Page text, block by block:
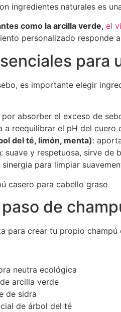
ingredientes naturales es
como la arcilla verde, el
personalizado responde
para
es importante elegir
absorber el exceso de
a reequilibrar el pH del
del té, limón, menta):
: suave y respetuosa, sirve de
para limpiar
de
para crear tu propio champú
neutra ecológica
arcilla verde
de sidra
de árbol del té